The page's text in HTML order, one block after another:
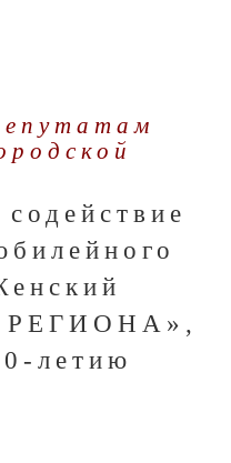
РЕГИОНА»,
летию